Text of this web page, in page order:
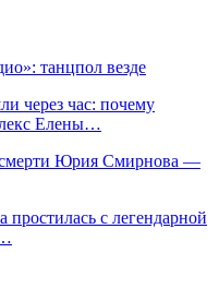
танцпол везде
через час: почему
Елены…
смерти Юрия Смирнова —
с легендарной